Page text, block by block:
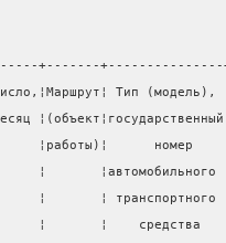
+-------+---------------
Тип (модель),
¦работы)¦      номер
¦       ¦автомобильного
¦       ¦
¦       ¦